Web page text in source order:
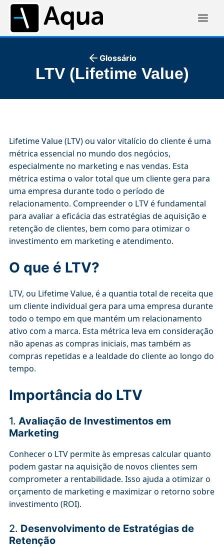
Glossário
LTV (Lifetime Value)
Lifetime Value (LTV) ou valor vitalício do cliente é uma
métrica essencial no mundo dos negócios,
especialmente no marketing e nas vendas. Esta
métrica estima o valor total que um cliente gera para
uma empresa durante todo o período de
relacionamento. Compreender o LTV é fundamental
para avaliar a eficácia das estratégias de aquisição e
retenção de clientes, bem como para otimizar o
investimento em marketing e atendimento.
O que é LTV?
LTV, ou Lifetime Value, é a quantia total de receita que
um cliente individual gera para uma empresa durante
todo o tempo em que mantém um relacionamento
ativo com a marca. Esta métrica leva em consideração
não apenas as compras iniciais, mas também as
compras repetidas e a lealdade do cliente ao longo do
tempo.
Importância do LTV
1. Avaliação de Investimentos em
Marketing
Conhecer o LTV permite às empresas calcular quanto
podem gastar na aquisição de novos clientes sem
comprometer a rentabilidade. Isso ajuda a otimizar o
orçamento de marketing e maximizar o retorno sobre
investimento (ROI).
2. Desenvolvimento de Estratégias de
Retenção